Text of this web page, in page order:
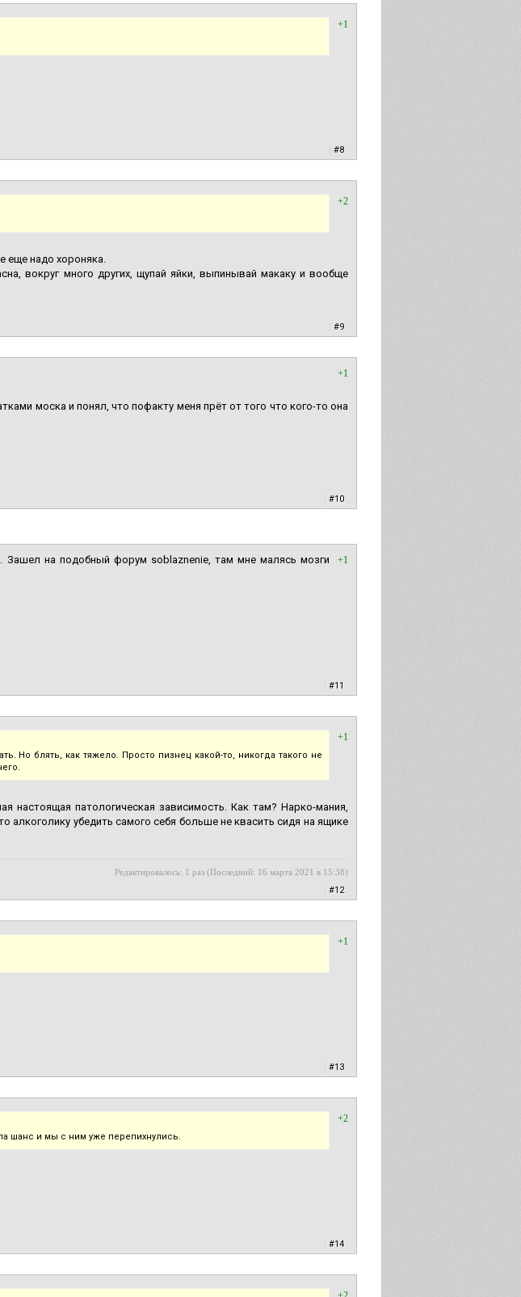
+1
#8
+2
еще надо хороняка.
вокруг много других, щупай яйки, выпинывай макаку и вообще
#9
+1
моска и понял, что пофакту меня прёт от того что кого-то она
#10
+1
на подобный форум soblaznenie, там мне малясь мозги
#11
+1
Но блять, как тяжело. Просто пизнец какой-то, никогда такого не
настоящая патологическая зависимость. Как там? Нарко-мания,
алкоголику убедить самого себя больше не квасить сидя на ящике
Редактировалось: 1 раз (Последний: 16 марта 2021 в 15:38)
#12
+1
#13
+2
шанс и мы с ним уже перепихнулись.
#14